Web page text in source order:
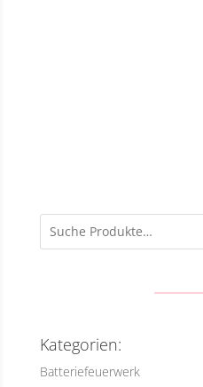
Kategorien:
Batteriefeuerwerk